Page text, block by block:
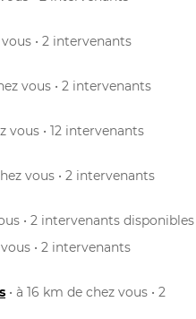
vous • 2 intervenants
vous • 2 intervenants
vous • 12 intervenants
vous • 2 intervenants
• 2 intervenants disponibles
• 2 intervenants
• à 16 km de chez vous • 2